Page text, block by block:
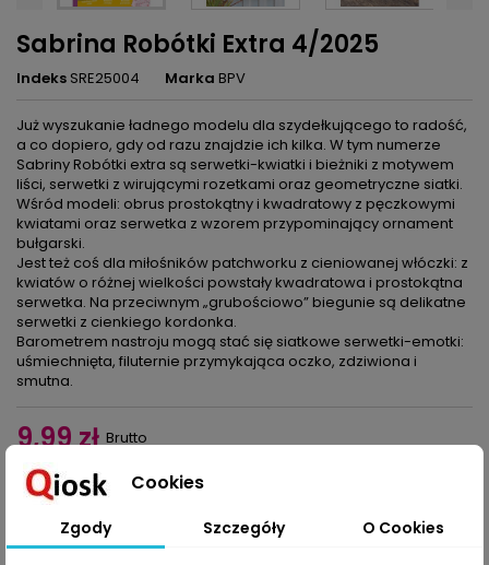
Sabrina Robótki Extra 4/2025
Indeks SRE25004 Marka BPV
Już wyszukanie ładnego modelu dla szydełkującego to radość,
a co dopiero, gdy od razu znajdzie ich kilka. W tym numerze
Sabriny Robótki extra są serwetki-kwiatki i bieżniki z motywem
liści, serwetki z wirującymi rozetkami oraz geometryczne siatki.
Wśród modeli: obrus prostokątny i kwadratowy z pęczkowymi
kwiatami oraz serwetka z wzorem przypominający ornament
bułgarski.
Jest też coś dla miłośników patchworku z cieniowanej włóczki: z
kwiatów o różnej wielkości powstały kwadratowa i prostokątna
serwetka. Na przeciwnym „grubościowo” biegunie są delikatne
serwetki z cienkiego kordonka.
Barometrem nastroju mogą stać się siatkowe serwetki-emotki:
uśmiechnięta, filuternie przymykająca oczko, zdziwiona i
smutna.
9,99 zł Brutto
Ilość 
Cookies
Zgody Szczegóły O Cookies